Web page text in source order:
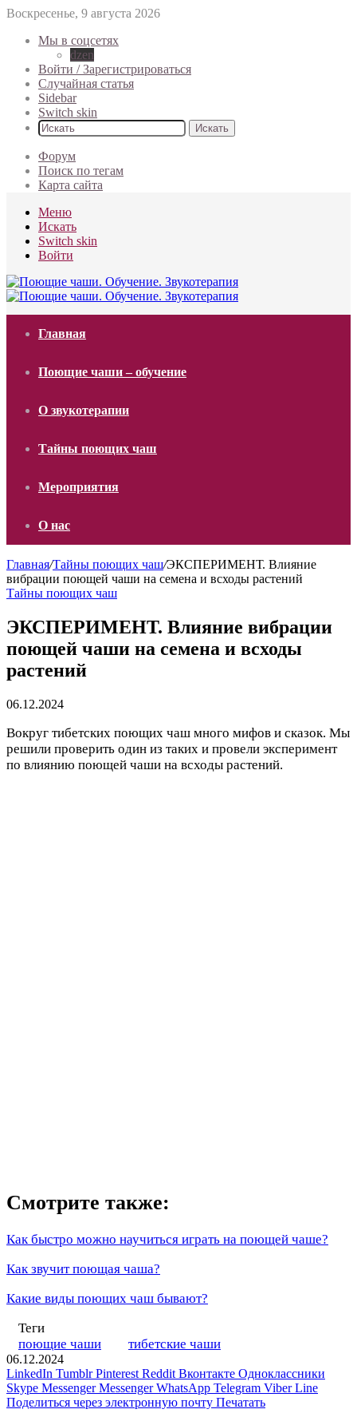
Воскресенье, 9 августа 2026
Мы в соцсетях
dzen
Войти / Зарегистрироваться
Случайная статья
Sidebar
Switch skin
Искать
Форум
Поиск по тегам
Карта сайта
Меню
Искать
Switch skin
Войти
Главная
Поющие чаши – обучение
О звукотерапии
Тайны поющих чаш
Мероприятия
О нас
Главная/Тайны поющих чаш/ЭКСПЕРИМЕНТ. Влияние
вибрации поющей чаши на семена и всходы растений
Тайны поющих чаш
ЭКСПЕРИМЕНТ. Влияние вибрации
поющей чаши на семена и всходы
растений
06.12.2024
Вокруг тибетских поющих чаш много мифов и сказок. Мы
решили проверить один из таких и провели эксперимент
по влиянию поющей чаши на всходы растений.
Смотрите также:
Как быстро можно научиться играть на поющей чаше?
Как звучит поющая чаша?
Какие виды поющих чаш бывают?
Теги
поющие чаши
тибетские чаши
06.12.2024
LinkedIn Tumblr Pinterest Reddit Вконтакте Одноклассники
Skype Messenger Messenger WhatsApp Telegram Viber Line
Поделиться через электронную почту Печатать